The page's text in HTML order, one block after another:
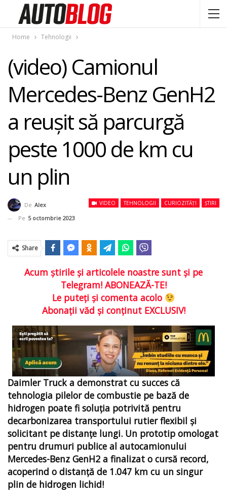
Home Tehnologii
(video) Camionul
Mercedes-Benz GenH2
a reuşit să parcurgă
peste 1000 de km cu
un plin
VIDEO TEHNOLOGII CURIOZITĂȚI ȘTIRI
De Alex
Pe 5 octombrie 2023
Share
Acum ştirile şi articolele noastre sunt şi pe
Telegram! ABONEAZĂ-TE!
Le puteţi şi comenta acolo
Abonaţii văd şi conţinut EXCLUSIV!
Daimler Truck a demonstrat cu succes că
tehnologia pilelor de combustie pe bază de
hidrogen poate fi soluția potrivită pentru
decarbonizarea transportului rutier flexibil și
solicitant pe distanțe lungi. Un prototip omologat
pentru drumuri publice al autocamionului
Mercedes-Benz GenH2 a finalizat o cursă record,
acoperind o distanță de 1.047 km cu un singur
plin de hidrogen lichid!